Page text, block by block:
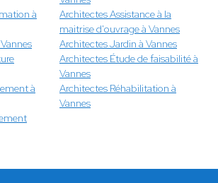
à
Architectes Assistance à la
maitrise d'ouvrage à Vannes
Architectes Jardin à Vannes
Architectes Étude de faisabilité à
Vannes
à
Architectes Réhabilitation à
Vannes